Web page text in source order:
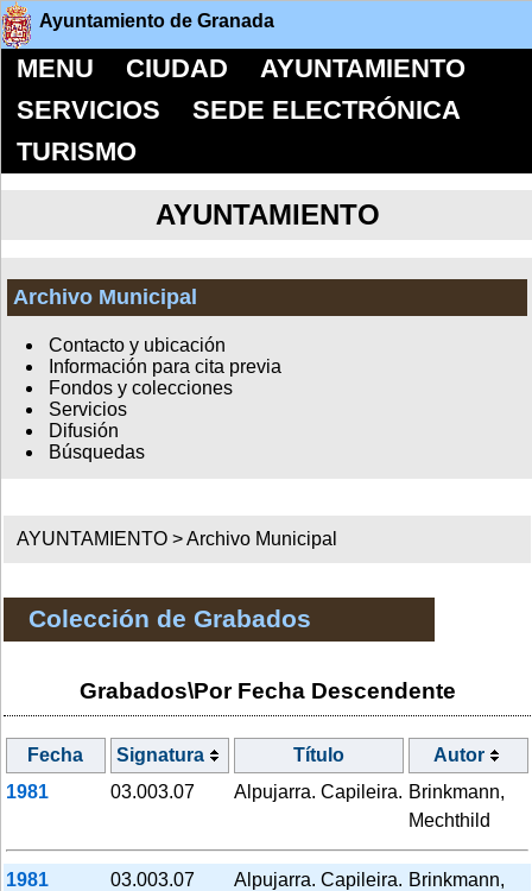
Ayuntamiento de Granada
MENU CIUDAD
AYUNTAMIENTO
SERVICIOS
SEDE ELECTRÓNICA
TURISMO
AYUNTAMIENTO
Archivo Municipal
Contacto y ubicación
Información para cita previa
Fondos y colecciones
Servicios
Difusión
Búsquedas
AYUNTAMIENTO >Archivo Municipal
Colección de Grabados
Grabados\Por Fecha Descendente
Fecha Signatura Título
Autor
1981
03.003.07 Alpujarra. Capileira. Brinkmann,
Mechthild
1981 03.003.07 Alpujarra. Capileira. Brinkmann,